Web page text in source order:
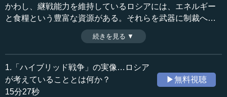
かわし、継戦能力を維持しているロシアには、エネルギー
と食糧という豊富な資源がある。それらを武器に制裁への
報復も仕掛けているロシアだが、中でも注目すべきは世界
に影響を与えるロシア原子力産業、ロスアトムの存在であ
る。制裁をかけられないということだが、いったいどうい
うことなのか。さらに、存在感を増すグローバルサウスを
取り込もうとしているロシアの動きとともに、国際社会に
突きつけられた問題について解説する。（全7話中第5話）
収録日：2024年7月25日
追加日：2024年10月16日
カテゴリー：
国際
ヨーロッパ・ロシア
続きを見る ▼
1.「ハイブリッド戦争」の実像…ロシア
が考えていることとは何か？
15分27秒
▶無料視聴